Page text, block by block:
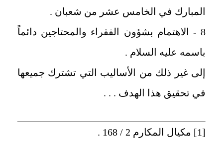
المبارك في الخامس عشر من شعبان .
8 - الاهتمام بشؤون الفقراء والمحتاجين دائماً
باسمه عليه السلام .
إلى غير ذلك من الأساليب التي تشترك جميعها
في تحقيق هذا الهدف . . .
[1]
مكيال المكارم 2 / 168 .